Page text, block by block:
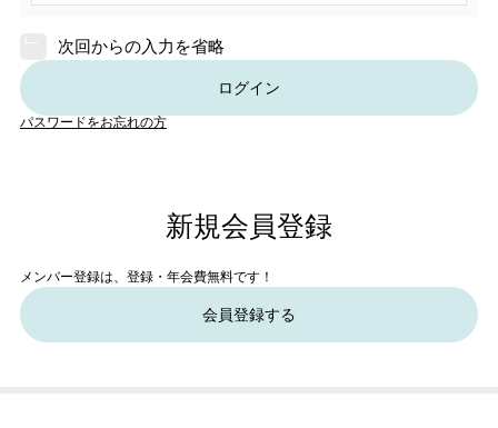
次回からの入力を省略
ログイン
パスワードをお忘れの方
新規会員登録
メンバー登録は、登録・年会費無料です！
会員登録する